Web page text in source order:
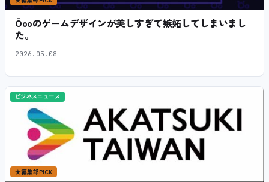
Öooのゲームデザインが美しすぎて嫉妬してしまいまし
た。
2026.05.08
ビジネスニュース
★編集部PICK